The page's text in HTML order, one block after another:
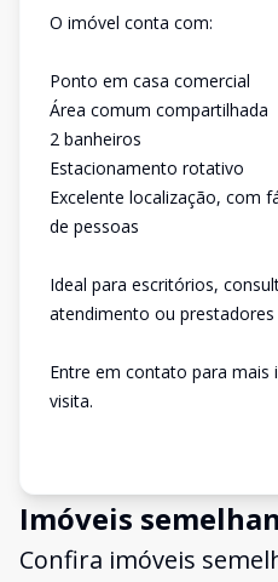
O imóvel conta com:
Ponto em casa comercial
Área comum compartilhada
2 banheiros
Estacionamento rotativo
Excelente localização, com
de pessoas
Ideal para escritórios,
atendimento ou prestadores
Entre em contato para mais
visita.
Imóveis
Confira imóveis